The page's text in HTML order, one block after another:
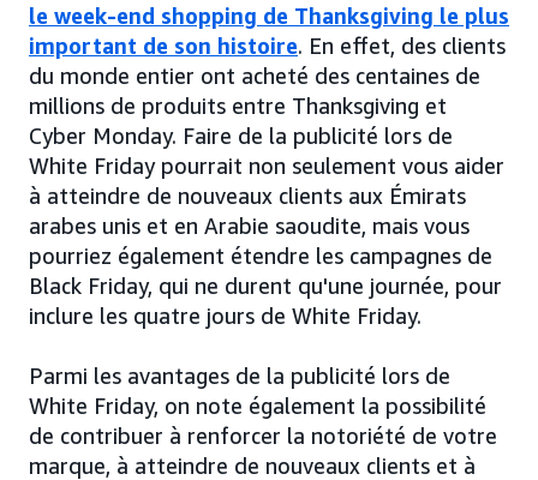
le week-end shopping de Thanksgiving le plus
important de son histoire. En effet, des clients
du monde entier ont acheté des centaines de
millions de produits entre Thanksgiving et
Cyber Monday. Faire de la publicité lors de
White Friday pourrait non seulement vous aider
à atteindre de nouveaux clients aux Émirats
arabes unis et en Arabie saoudite, mais vous
pourriez également étendre les campagnes de
Black Friday, qui ne durent qu'une journée, pour
inclure les quatre jours de White Friday.
Parmi les avantages de la publicité lors de
White Friday, on note également la possibilité
de contribuer à renforcer la notoriété de votre
marque, à atteindre de nouveaux clients et à